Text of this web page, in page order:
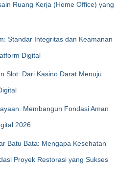
Ruang Kerja (Home Office) yang
Standar Integritas dan Keamanan
Digital
Slot: Dari Kasino Darat Menuju
Membangun Fondasi Aman
2026
Batu Bata: Mengapa Kesehatan
Proyek Restorasi yang Sukses